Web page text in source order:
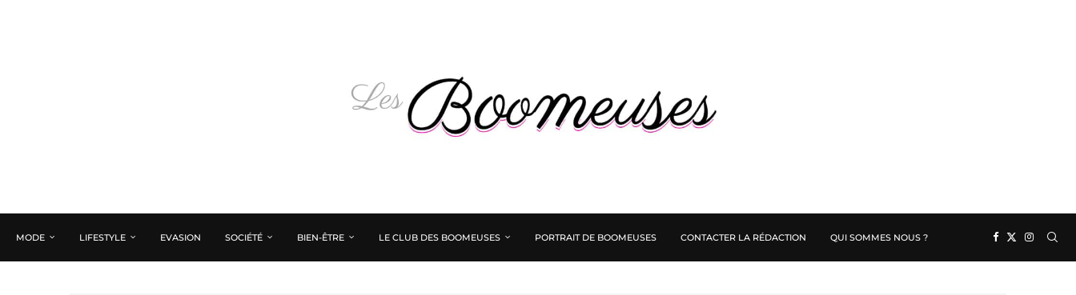
MODE LIFESTYLE EVASION SOCIÉTÉ BIEN-ÊTRE LE CLUB DES BOOMEUSES PORTRAIT DE BOOMEUSES CONTACTER LA RÉDACTION QUI SOMMES NOUS ?